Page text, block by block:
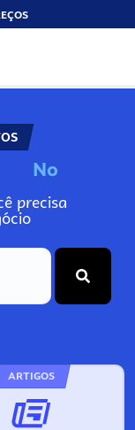
N
precisa
ARTIGOS